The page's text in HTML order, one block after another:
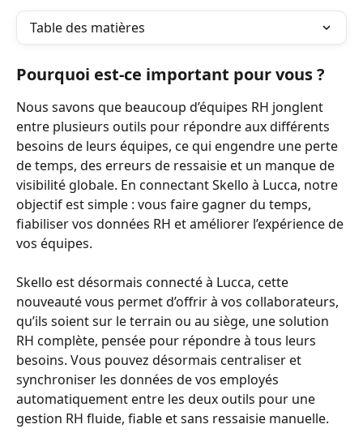
Table des matières
Pourquoi est-ce important pour vous ?
Nous savons que beaucoup d’équipes RH jonglent
entre plusieurs outils pour répondre aux différents
besoins de leurs équipes, ce qui engendre une perte
de temps, des erreurs de ressaisie et un manque de
visibilité globale. En connectant Skello à Lucca, notre
objectif est simple : vous faire gagner du temps,
fiabiliser vos données RH et améliorer l’expérience de
vos équipes.
Skello est désormais connecté à Lucca, cette
nouveauté vous permet d’offrir à vos collaborateurs,
qu’ils soient sur le terrain ou au siège, une solution
RH complète, pensée pour répondre à tous leurs
besoins. Vous pouvez désormais centraliser et
synchroniser les données de vos employés
automatiquement entre les deux outils pour une
gestion RH fluide, fiable et sans ressaisie manuelle.